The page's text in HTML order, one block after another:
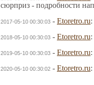
сюрприз - подробности
2017-05-10 00:30:03 - Etoretro.ru
2018-05-10 00:30:03 - Etoretro.ru
2019-05-10 00:30:03 - Etoretro.ru
2020-05-10 00:30:02 - Etoretro.ru